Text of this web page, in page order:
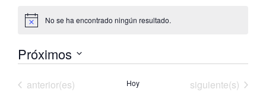
Aviso No se ha encontrado ningún resultado.
Próximos
fecha.
Eventos
anterior(es) Hoy Eventos
siguiente(s)